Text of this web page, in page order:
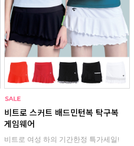
비트로 스커트 배드민턴복 탁구복
게임웨어
비트로 여성 하의 기간한정 특가세일!